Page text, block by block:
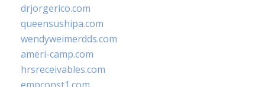
drjorgerico.com
queensushipa.com
wendyweimerdds.com
ameri-camp.com
hrsreceivables.com